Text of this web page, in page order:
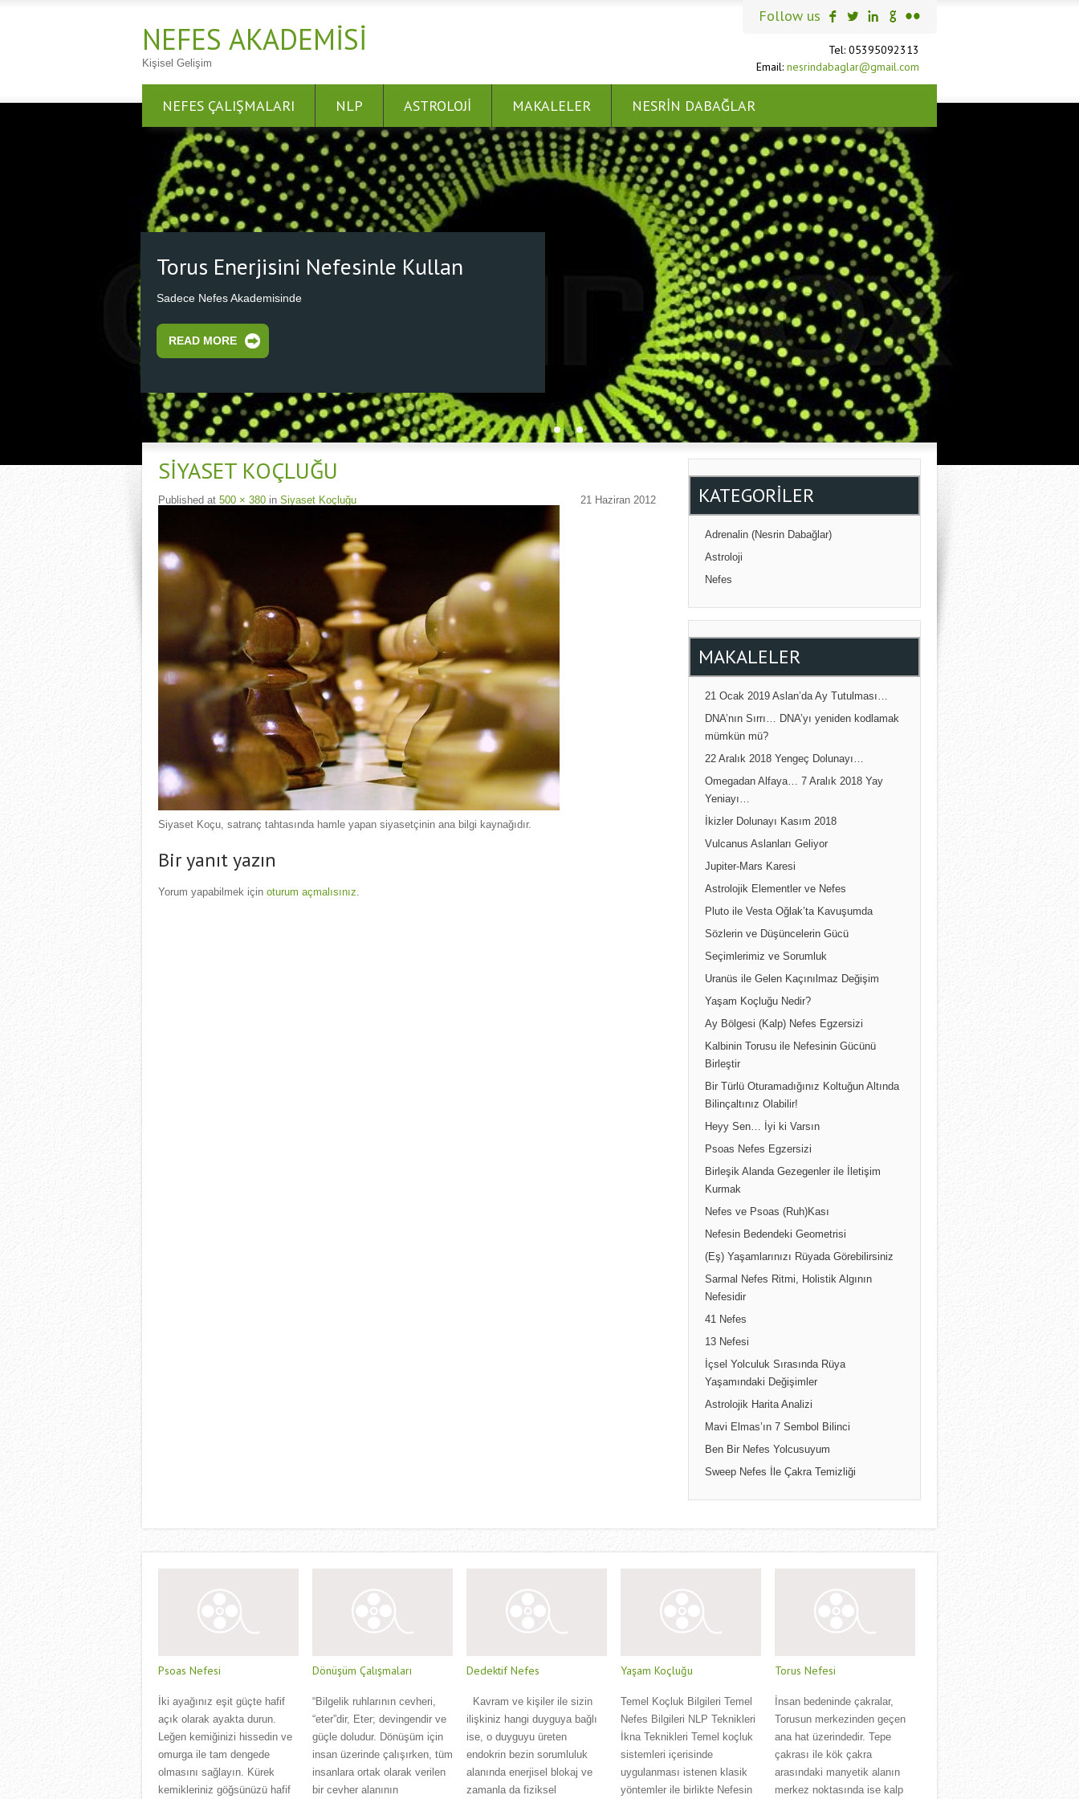
NEFES AKADEMISI
Kişisel Gelişim
Follow us
Tel: 05395092313
Email: nesrindabaglar@gmail.com
NEFES ÇALIŞMALARI NLP ASTROLOJI MAKALELER NESRIN DABAĞLAR
Nefes Al Nefes Ol
Nefesini Kalbinden Başlat, Kozmik Kalbe Bağlan! Dünyayı Şifalandır.
READ MORE
SIYASET KOÇLUĞU
Published 21 Haziran 2012
at 500 × 380 in Siyaset Koçluğu
Siyaset Koçu, satranç tahtasında hamle yapan siyasetçinin ana bilgi kaynağıdır.
Bir yanıt yazın
Yorum yapabilmek için oturum açmalısınız.
KATEGORILER
Adrenalin (Nesrin Dabağlar)
Astroloji
Nefes
MAKALELER
21 Ocak 2019 Aslan’da Ay Tutulması…
DNA’nın Sırrı… DNA’yı yeniden kodlamak
mümkün mü?
22 Aralık 2018 Yengeç Dolunayı…
Omegadan Alfaya… 7 Aralık 2018 Yay
Yeniayı…
İkizler Dolunayı Kasım 2018
Vulcanus Aslanları Geliyor
Jupiter-Mars Karesi
Astrolojik Elementler ve Nefes
Pluto ile Vesta Oğlak’ta Kavuşumda
Sözlerin ve Düşüncelerin Gücü
Seçimlerimiz ve Sorumluk
Uranüs ile Gelen Kaçınılmaz Değişim
Yaşam Koçluğu Nedir?
Ay Bölgesi (Kalp) Nefes Egzersizi
Kalbinin Torusu ile Nefesinin Gücünü
Birleştir
Bir Türlü Oturamadığınız Koltuğun Altında
Bilinçaltınız Olabilir!
Heyy Sen… İyi ki Varsın
Psoas Nefes Egzersizi
Birleşik Alanda Gezegenler ile İletişim
Kurmak
Nefes ve Psoas (Ruh)Kası
Nefesin Bedendeki Geometrisi
(Eş) Yaşamlarınızı Rüyada Görebilirsiniz
Sarmal Nefes Ritmi, Holistik Algının
Nefesidir
41 Nefes
13 Nefesi
İçsel Yolculuk Sırasında Rüya
Yaşamındaki Değişimler
Astrolojik Harita Analizi
Mavi Elmas’ın 7 Sembol Bilinci
Ben Bir Nefes Yolcusuyum
Sweep Nefes İle Çakra Temizliği
Psoas Nefesi
İki ayağınız eşit güçte hafif
açık olarak ayakta durun.
Leğen kemiğinizi hissedin ve
omurga ile tam dengede
olmasını sağlayın. Kürek
kemikleriniz göğsünüzü hafif
Dönüşüm Çalışmaları
“Bilgelik ruhlarının cevheri,
“eter”dir, Eter; devingendir ve
güçle doludur. Dönüşüm için
insan üzerinde çalışırken, tüm
insanlara ortak olarak verilen
bir cevher alanının
Dedektif Nefes
Kavram ve kişiler ile sizin
ilişkiniz hangi duyguya bağlı
ise, o duyguyu üreten
endokrin bezin sorumluluk
alanında enerjisel blokaj ve
zamanla da fiziksel
Yaşam Koçluğu
Temel Koçluk Bilgileri Temel
Nefes Bilgileri NLP Teknikleri
İkna Teknikleri Temel koçluk
sistemleri içerisinde
uygulanması istenen klasik
yöntemler ile birlikte Nefesin
Torus Nefesi
İnsan bedeninde çakralar,
Torusun merkezinden geçen
ana hat üzerindedir. Tepe
çakrası ile kök çakra
arasındaki manyetik alanın
merkez noktasında ise kalp